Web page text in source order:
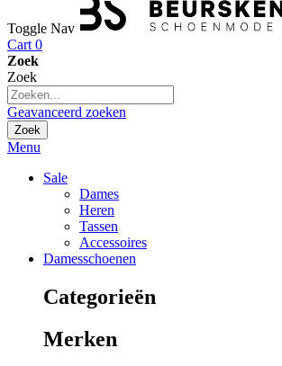
Toggle Nav
Cart 0
Zoek
Zoek
Geavanceerd zoeken
Zoek
Menu
Sale
Dames
Heren
Tassen
Accessoires
Damesschoenen
Categorieën
Merken